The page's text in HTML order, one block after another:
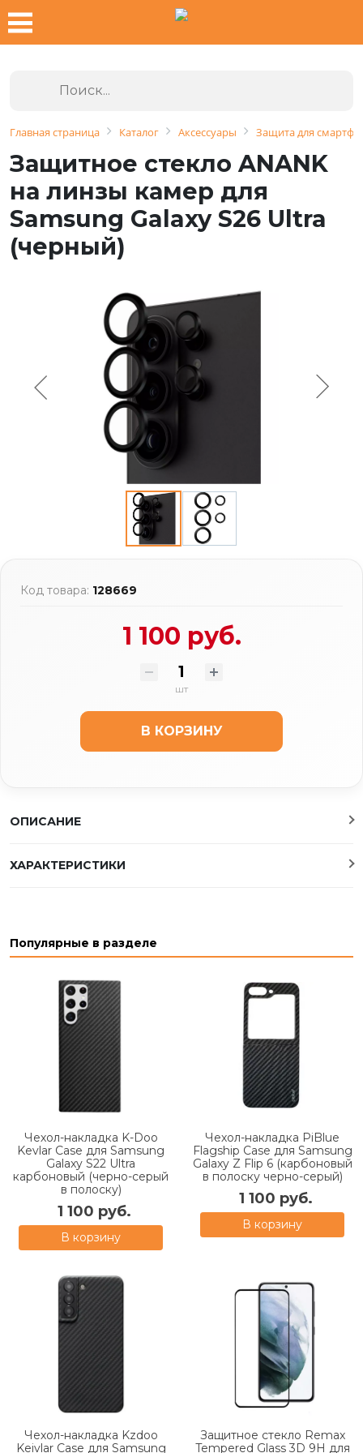
Главная страница Каталог Аксессуары Защита для
Защитное стекло ANANK
на линзы камер для
Samsung Galaxy S26 Ultra
(черный)
Код товара: 128669
1 100 руб.
шт
В КОРЗИНУ
ОПИСАНИЕ
ХАРАКТЕРИСТИКИ
Популярные в разделе
Чехол-накладка K-Doo
Kevlar Case для Samsung
Galaxy S22 Ultra
карбоновый (черно-серый
в полоску)
1 100 руб.
В корзину
Чехол-накладка PiBlue
Flagship Case для Samsung
Galaxy Z Flip 6 (карбоновый
в полоску черно-серый)
1 100 руб.
В корзину
Чехол-накладка Kzdoo
Keivlar Case для Samsung
Защитное стекло Remax
Tempered Glass 3D 9H для